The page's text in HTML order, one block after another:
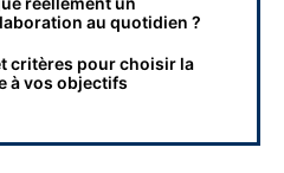
au quotidien ?
critères pour choisir la
à vos objectifs